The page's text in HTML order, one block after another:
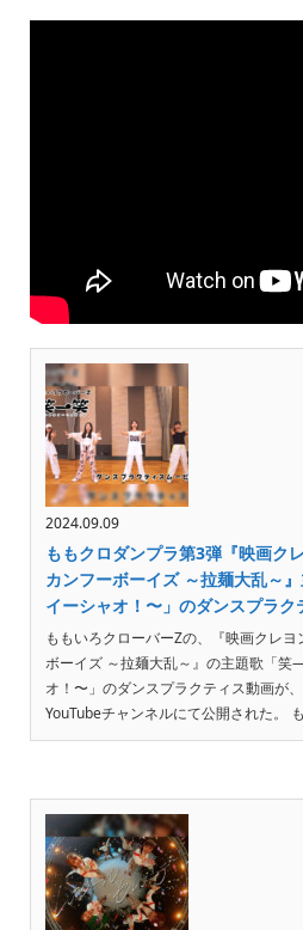
2024.09.09
ももクロダンプラ第3弾『映画ク
カンフーボーイズ ～拉麺大乱～
イーシャオ！〜」のダンスプラ
ももいろクローバーZの、『映画クレ
ボーイズ ～拉麺大乱～』の主題歌「笑
オ！〜」のダンスプラクティス動画が
YouTubeチャンネルにて公開された。